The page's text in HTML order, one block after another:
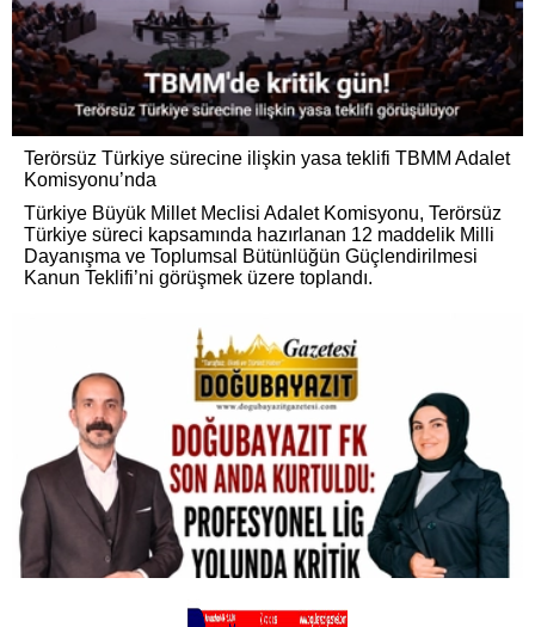
Terörsüz Türkiye sürecine ilişkin yasa teklifi TBMM Adalet
Komisyonu’nda
Türkiye Büyük Millet Meclisi Adalet Komisyonu, Terörsüz
Türkiye süreci kapsamında hazırlanan 12 maddelik Milli
Dayanışma ve Toplumsal Bütünlüğün Güçlendirilmesi
Kanun Teklifi’ni görüşmek üzere toplandı.